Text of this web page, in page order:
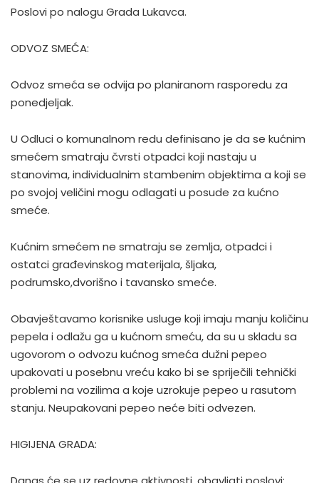
Poslovi po nalogu Grada Lukavca.
ODVOZ SMEĆA:
Odvoz smeća se odvija po planiranom rasporedu za
ponedjeljak.
U Odluci o komunalnom redu definisano je da se kućnim
smećem smatraju čvrsti otpadci koji nastaju u
stanovima, individualnim stambenim objektima a koji se
po svojoj veličini mogu odlagati u posude za kućno
smeće.
Kućnim smećem ne smatraju se zemlja, otpadci i
ostatci građevinskog materijala, šljaka,
podrumsko,dvorišno i tavansko smeće.
Obavještavamo korisnike usluge koji imaju manju količinu
pepela i odlažu ga u kućnom smeću, da su u skladu sa
ugovorom o odvozu kućnog smeća dužni pepeo
upakovati u posebnu vreću kako bi se spriječili tehnički
problemi na vozilima a koje uzrokuje pepeo u rasutom
stanju. Neupakovani pepeo neće biti odvezen.
HIGIJENA GRADA: